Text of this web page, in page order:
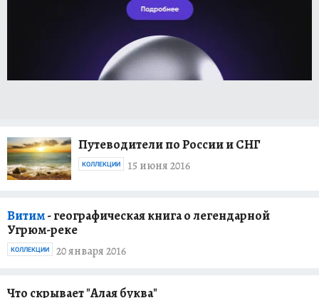
Путеводители по России и СНГ
15 июня 2016
КОЛЛЕКЦИИ
Витим- географическая книга о легендарной
Угрюм-реке
20 января 2016
КОЛЛЕКЦИИ
Что скрывает "Алая буква"